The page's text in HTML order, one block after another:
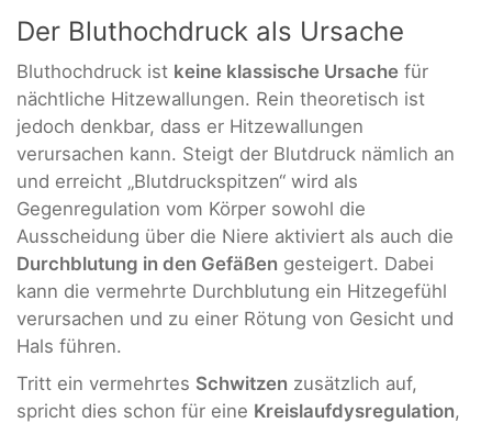
Der Bluthochdruck als Ursache
Bluthochdruck ist keine klassische Ursache für
nächtliche Hitzewallungen. Rein theoretisch ist
jedoch denkbar, dass er Hitzewallungen
verursachen kann. Steigt der Blutdruck nämlich an
und erreicht „Blutdruckspitzen“ wird als
Gegenregulation vom Körper sowohl die
Ausscheidung über die Niere aktiviert als auch die
Durchblutung in den Gefäßen gesteigert. Dabei
kann die vermehrte Durchblutung ein Hitzegefühl
verursachen und zu einer Rötung von Gesicht und
Hals führen.
Tritt ein vermehrtes Schwitzen zusätzlich auf,
spricht dies schon für eine Kreislaufdysregulation,